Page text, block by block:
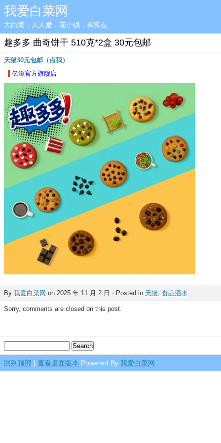
我爱白菜网
大白菜，人人爱，花小钱，买实在
趣多多 曲奇饼干 510克*2盒 30元包邮
天猫30元包邮（点我）
亿滋官方旗舰店
By 我爱白菜网 on 2025 年 11 月 2 日 · Posted in 天猫, 食品酒水
Sorry, comments are closed on this post.
回到顶部 | 查看桌面版本 Powered By 我爱白菜网